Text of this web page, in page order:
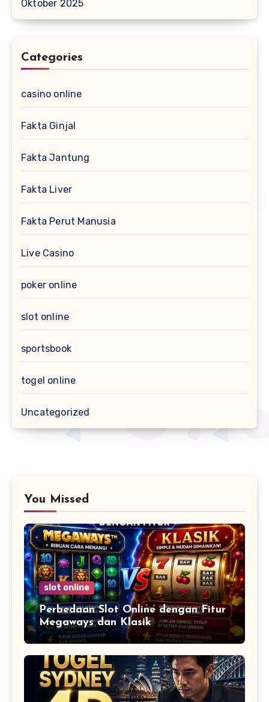
Oktober 2025
Categories
casino online
Fakta Ginjal
Fakta Jantung
Fakta Liver
Fakta Perut Manusia
Live Casino
poker online
slot online
sportsbook
togel online
Uncategorized
You Missed
slot online
Perbedaan Slot Online dengan Fitur
Megaways dan Klasik